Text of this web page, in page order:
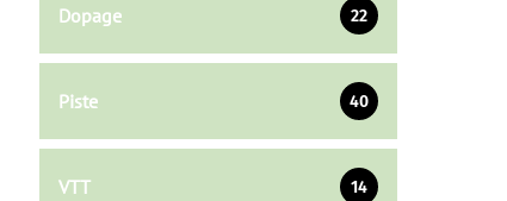
Dopage 22
Piste 40
VTT 14